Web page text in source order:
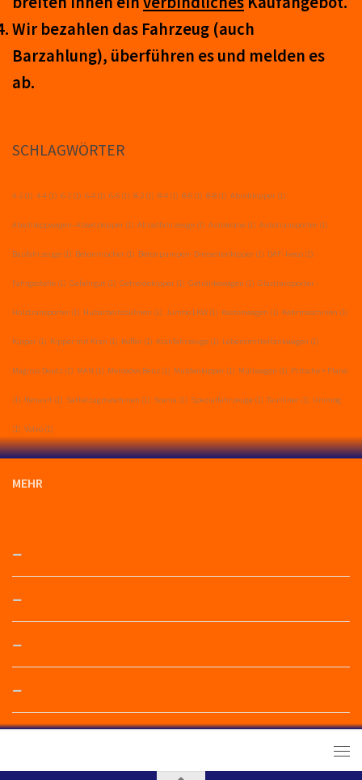
Wir be­zahl­en das Fahr­zeug (auch
Barzahlung), über­führ­en es und mel­den es
ab.
SCHLAGWÖRTER
4-2 (1) 4-4 (1) 6-2 (1) 6-4 (1) 6-6 (1) 8-2 (1) 8-4 (1) 8-6 (1) 8-8 (1) Abrollkipper (1)
Abschleppwagen- Absetzkipper (1) Allradfahrzeuge (1) Autokräne (1) Autotransporter (1)
Baufahrzeuge (1) Betonmischer (1) Betonpumpen- Dreiseitenkipper (1) DAF- Iveco (1)
Fahrgestelle (1) Gefahrgut (1) Getreidekipper (1) Getränkewagen (1) Glastransporter -
Holztransporter (1) Hubarbeitsbühnen (1) Jumbo LKW (1) Kastenwagen (1) Kehrmaschinen (1)
Kipper (1) Kipper mit Kran (1) Koffer (1) Kranfahrzeuge (1) Lebensmitteltankwagen (1)
Magirus Deutz (1) MAN (1) Mercedes Benz (1) Muldenkipper (1) Müllwagen (1) Pritsche + Plane
(1) Renault (1) Sattelzugmaschinen (1) Scania (1) Spezialfahrzeuge (1) Tautliner (1) Unimog
(1) Volvo (1)
MEHR